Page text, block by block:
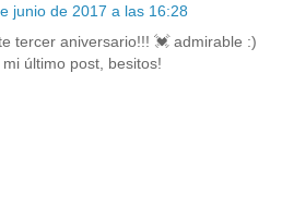
junio de 2017 a las 16:28
tercer aniversario!!! 💓 admirable :)
último post, besitos!